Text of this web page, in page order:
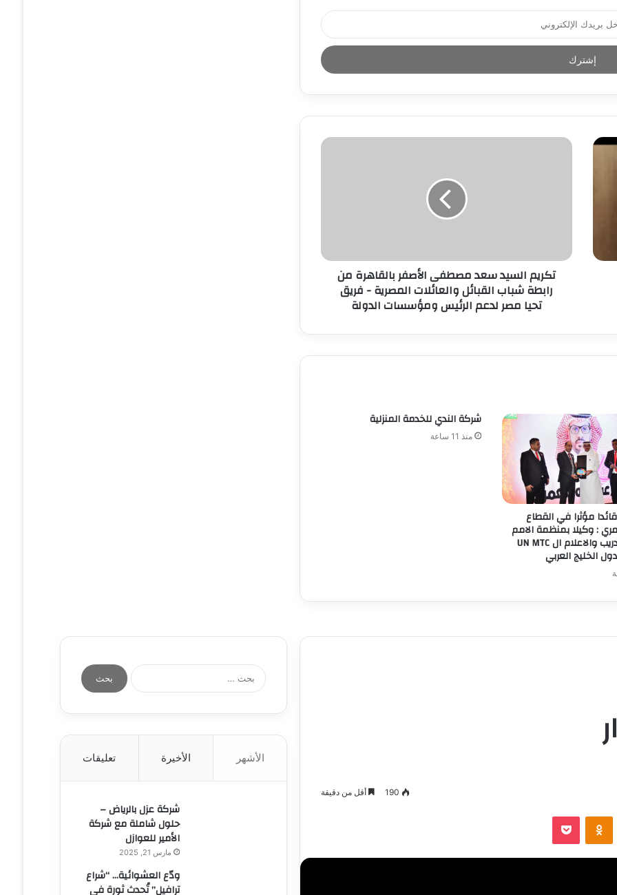
تكريم السيد سعد مصطفى الأصفر بالقاهرة من
رابطة شباب القبائل والعائلات المصرية - فريق
تحيا مصر لدعم الرئيس ومؤسسات الدولة
مؤثرا في القطاع
: وكيلا بمنظمة الامم
المتحدة للتدريب والاعلام ال UN MTC
الخليج العربي
شركة الندي للخدمة المنزلية
منذ 11 ساعة